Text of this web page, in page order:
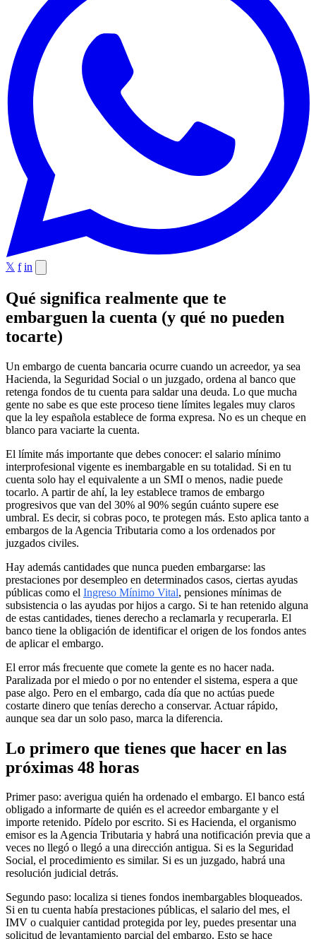
𝕏 f in
Qué significa realmente que te
embarguen la cuenta (y qué no pueden
tocarte)
Un embargo de cuenta bancaria ocurre cuando un acreedor, ya sea
Hacienda, la Seguridad Social o un juzgado, ordena al banco que
retenga fondos de tu cuenta para saldar una deuda. Lo que mucha
gente no sabe es que este proceso tiene límites legales muy claros
que la ley española establece de forma expresa. No es un cheque en
blanco para vaciarte la cuenta.
El límite más importante que debes conocer: el salario mínimo
interprofesional vigente es inembargable en su totalidad. Si en tu
cuenta solo hay el equivalente a un SMI o menos, nadie puede
tocarlo. A partir de ahí, la ley establece tramos de embargo
progresivos que van del 30% al 90% según cuánto supere ese
umbral. Es decir, si cobras poco, te protegen más. Esto aplica tanto a
embargos de la Agencia Tributaria como a los ordenados por
juzgados civiles.
Hay además cantidades que nunca pueden embargarse: las
prestaciones por desempleo en determinados casos, ciertas ayudas
públicas como el Ingreso Mínimo Vital, pensiones mínimas de
subsistencia o las ayudas por hijos a cargo. Si te han retenido alguna
de estas cantidades, tienes derecho a reclamarla y recuperarla. El
banco tiene la obligación de identificar el origen de los fondos antes
de aplicar el embargo.
El error más frecuente que comete la gente es no hacer nada.
Paralizada por el miedo o por no entender el sistema, espera a que
pase algo. Pero en el embargo, cada día que no actúas puede
costarte dinero que tenías derecho a conservar. Actuar rápido,
aunque sea dar un solo paso, marca la diferencia.
Lo primero que tienes que hacer en las
próximas 48 horas
Primer paso: averigua quién ha ordenado el embargo. El banco está
obligado a informarte de quién es el acreedor embargante y el
importe retenido. Pídelo por escrito. Si es Hacienda, el organismo
emisor es la Agencia Tributaria y habrá una notificación previa que a
veces no llegó o llegó a una dirección antigua. Si es la Seguridad
Social, el procedimiento es similar. Si es un juzgado, habrá una
resolución judicial detrás.
Segundo paso: localiza si tienes fondos inembargables bloqueados.
Si en tu cuenta había prestaciones públicas, el salario del mes, el
IMV o cualquier cantidad protegida por ley, puedes presentar una
solicitud de levantamiento parcial del embargo. Esto se hace